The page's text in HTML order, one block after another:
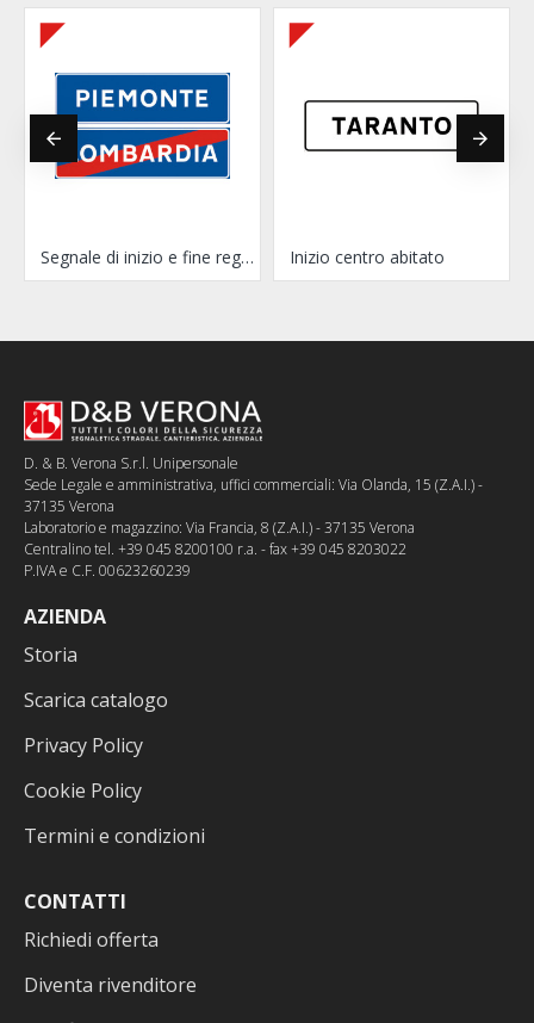
Segnale di inizio e fine regione Inizio centro abitato
D. & B. Verona S.r.l. Unipersonale
Sede Legale e amministrativa, uffici commerciali: Via Olanda, 15 (Z.A.I.) -
37135 Verona
Laboratorio e magazzino: Via Francia, 8 (Z.A.I.) - 37135 Verona
Centralino tel. +39 045 8200100 r.a. - fax +39 045 8203022
P.IVA e C.F. 00623260239
AZIENDA
Storia
Scarica catalogo
Privacy Policy
Cookie Policy
Termini e condizioni
CONTATTI
Richiedi offerta
Diventa rivenditore